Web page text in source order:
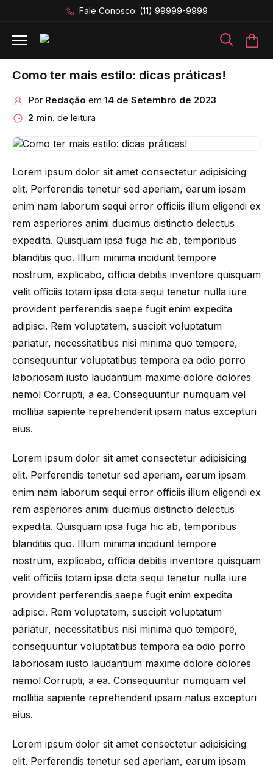
Fale Conosco: (11) 99999-9999
Como ter mais estilo: dicas práticas!
Por Redação em 14 de Setembro de 2023
2 min. de leitura
Lorem ipsum dolor sit amet consectetur adipisicing
elit. Perferendis tenetur sed aperiam, earum ipsam
enim nam laborum sequi error officiis illum eligendi ex
rem asperiores animi ducimus distinctio delectus
expedita. Quisquam ipsa fuga hic ab, temporibus
blanditiis quo. Illum minima incidunt tempore
nostrum, explicabo, officia debitis inventore quisquam
velit officiis totam ipsa dicta sequi tenetur nulla iure
provident perferendis saepe fugit enim expedita
adipisci. Rem voluptatem, suscipit voluptatum
pariatur, necessitatibus nisi minima quo tempore,
consequuntur voluptatibus tempora ea odio porro
laboriosam iusto laudantium maxime dolore dolores
nemo! Corrupti, a ea. Consequuntur numquam vel
mollitia sapiente reprehenderit ipsam natus excepturi
eius.
Lorem ipsum dolor sit amet consectetur adipisicing
elit. Perferendis tenetur sed aperiam, earum ipsam
enim nam laborum sequi error officiis illum eligendi ex
rem asperiores animi ducimus distinctio delectus
expedita. Quisquam ipsa fuga hic ab, temporibus
blanditiis quo. Illum minima incidunt tempore
nostrum, explicabo, officia debitis inventore quisquam
velit officiis totam ipsa dicta sequi tenetur nulla iure
provident perferendis saepe fugit enim expedita
adipisci. Rem voluptatem, suscipit voluptatum
pariatur, necessitatibus nisi minima quo tempore,
consequuntur voluptatibus tempora ea odio porro
laboriosam iusto laudantium maxime dolore dolores
nemo! Corrupti, a ea. Consequuntur numquam vel
mollitia sapiente reprehenderit ipsam natus excepturi
eius.
Lorem ipsum dolor sit amet consectetur adipisicing
elit. Perferendis tenetur sed aperiam, earum ipsam